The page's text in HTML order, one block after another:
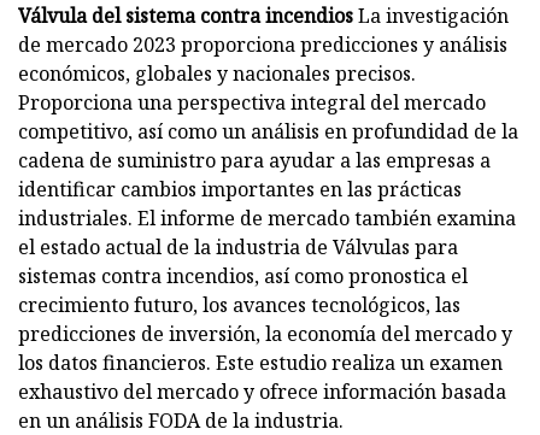
Válvula del sistema contra incendiosLa investigación
de mercado 2023 proporciona predicciones y análisis
económicos, globales y nacionales precisos.
Proporciona una perspectiva integral del mercado
competitivo, así como un análisis en profundidad de la
cadena de suministro para ayudar a las empresas a
identificar cambios importantes en las prácticas
industriales. El informe de mercado también examina
el estado actual de la industria de Válvulas para
sistemas contra incendios, así como pronostica el
crecimiento futuro, los avances tecnológicos, las
predicciones de inversión, la economía del mercado y
los datos financieros. Este estudio realiza un examen
exhaustivo del mercado y ofrece información basada
en un análisis FODA de la industria.